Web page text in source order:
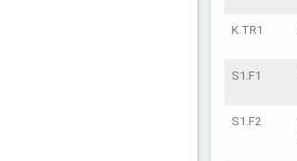
K.TR1
S1.F1
S1.F2